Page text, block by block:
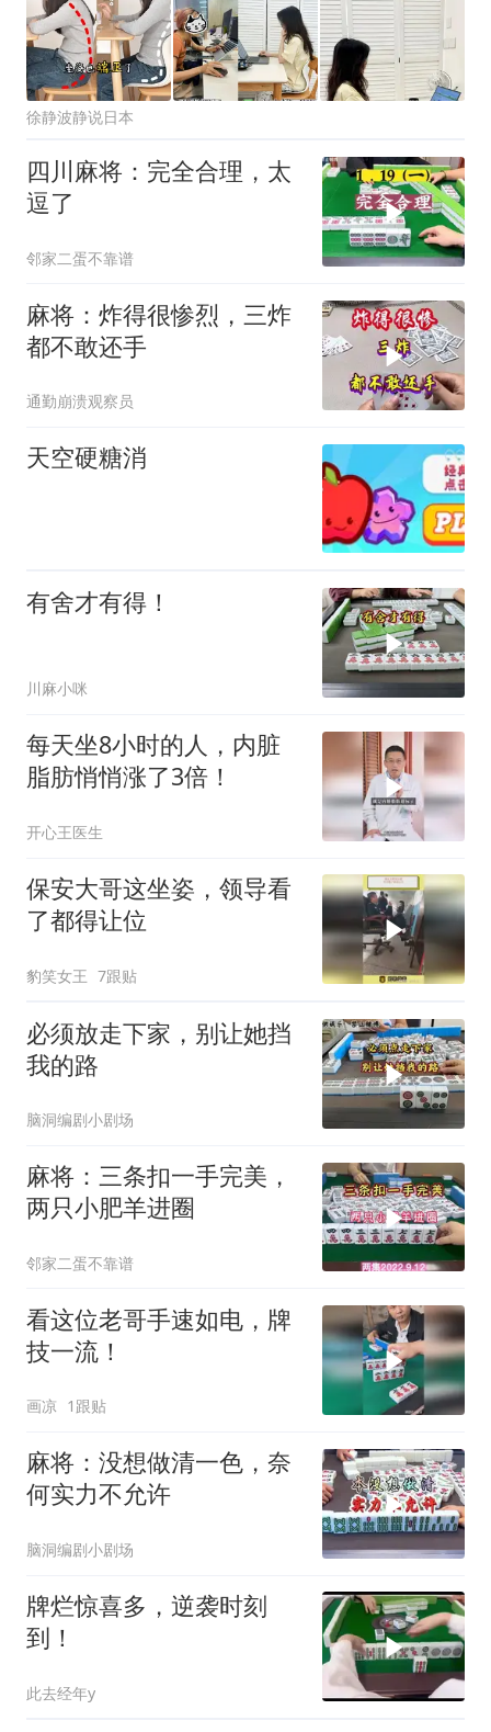
徐静波静说日本
四川麻将：完全合理，太
逗了
邻家二蛋不靠谱
麻将：炸得很惨烈，三炸
都不敢还手
通勤崩溃观察员
天空硬糖消
有舍才有得！
川麻小咪
每天坐8小时的人，内脏
脂肪悄悄涨了3倍！
开心王医生
保安大哥这坐姿，领导看
了都得让位
豹笑女王 7跟贴
必须放走下家，别让她挡
我的路
脑洞编剧小剧场
麻将：三条扣一手完美，
两只小肥羊进圈
邻家二蛋不靠谱
看这位老哥手速如电，牌
技一流！
画凉 1跟贴
麻将：没想做清一色，奈
何实力不允许
脑洞编剧小剧场
牌烂惊喜多，逆袭时刻
到！
此去经年y